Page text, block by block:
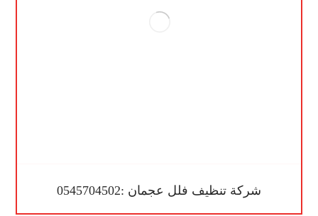
شركة تنظيف فلل عجمان :0545704502